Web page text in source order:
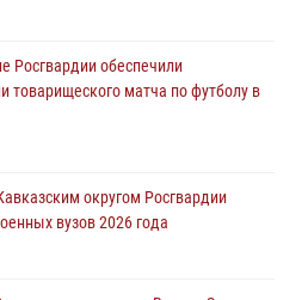
в Краснодарском крае
кинологический центр
округу Росгвардии и
Росгвардии обеспечили
товарищеского матча по футболу в
округом Росгвардии
вузов 2026 года